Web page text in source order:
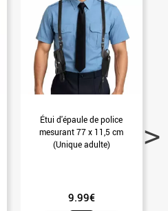
Étui d'épaule de police
mesurant 77 x 11,5 cm
(Unique adulte)
9.99€